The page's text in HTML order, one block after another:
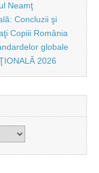
Neamţ
Concluzii şi
Copiii România
globale
2026